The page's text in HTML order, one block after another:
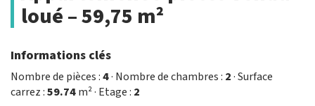
loué – 59,75 m²
Informations clés
Nombre de pièces :4· Nombre de chambres : 2· Surface
carrez :59.74m² · Etage : 2